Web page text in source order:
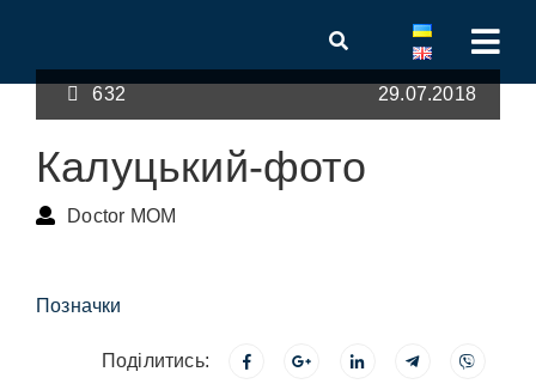
632 29.07.2018
Калуцький-фото
Doctor MOM
Позначки
Поділитись: